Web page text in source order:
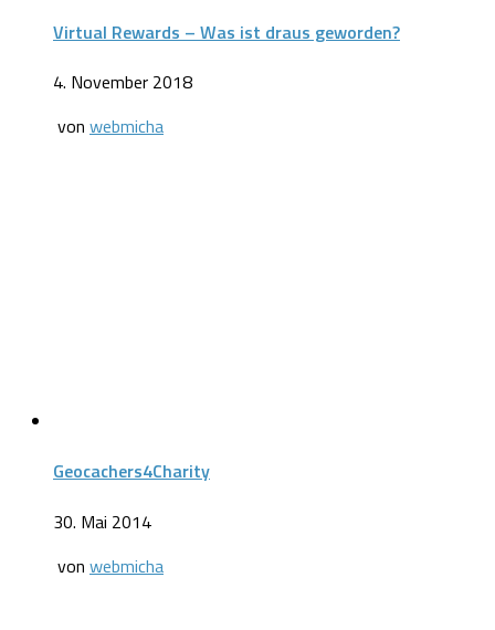
Virtual Rewards – Was ist draus geworden?
4. November 2018
von webmicha
Geocachers4Charity
30. Mai 2014
von webmicha